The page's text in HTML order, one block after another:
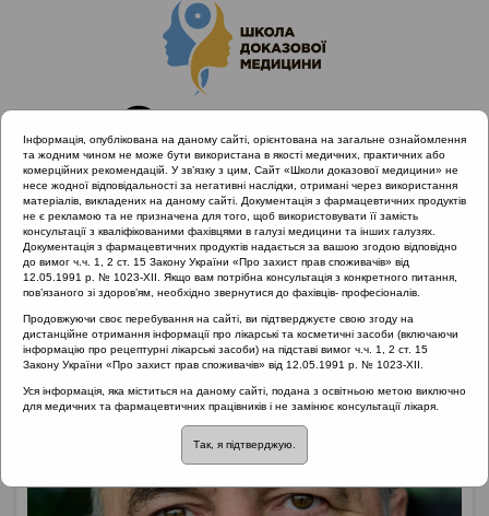
Головна Лектори Попович Василь Іванович
Інформація, опублікована на даному сайті, орієнтована на загальне ознайомлення
та жодним чином не може бути використана в якості медичних, практичних або
комерційних рекомендацій. У зв’язку з цим, Сайт «Школи доказової медицини» не
несе жодної відповідальності за негативні наслідки, отримані через використання
матеріалів, викладених на даному сайті. Документація з фармацевтичних продуктів
не є рекламою та не призначена для того, щоб використовувати її замість
консультації з кваліфікованими фахівцями в галузі медицини та інших галузях.
Документація з фармацевтичних продуктів надається за вашою згодою відповідно
до вимог ч.ч. 1, 2 ст. 15 Закону України «Про захист прав споживачів» від
12.05.1991 р. № 1023-XII. Якщо вам потрібна консультація з конкретного питання,
пов’язаного зі здоров’ям, необхідно звернутися до фахівців- професіоналів.
Продовжуючи своє перебування на сайті, ви підтверджуєте свою згоду на
дистанційне отримання інформації про лікарські та косметичні засоби (включаючи
інформацію про рецептурні лікарські засоби) на підставі вимог ч.ч. 1, 2 ст. 15
Закону України «Про захист прав споживачів» від 12.05.1991 р. № 1023-XII.
Уся інформація, яка міститься на даному сайті, подана з освітньою метою виключно
для медичних та фармацевтичних працівників і не замінює консультації лікаря.
Так, я підтверджую.